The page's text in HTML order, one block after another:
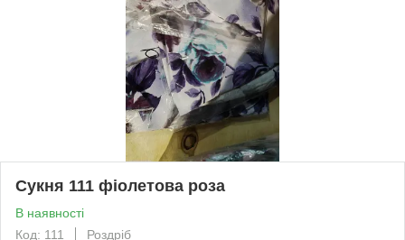
Сукня 111 фіолетова роза
В наявності
Код: 111
Роздріб